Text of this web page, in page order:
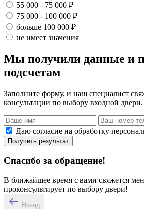
55 000 - 75 000 ₽
75 000 - 100 000 ₽
больше 100 000 ₽
не имеет значения
Мы получили данные и
подсчетам
Заполните форму, и наш специалист
консультации по выбору входной двери.
Даю согласие на обработку
Получить результат
Спасибо за обращение!
В ближайшее время с вами свяжется
проконсультирует по выбору двери!
Назад